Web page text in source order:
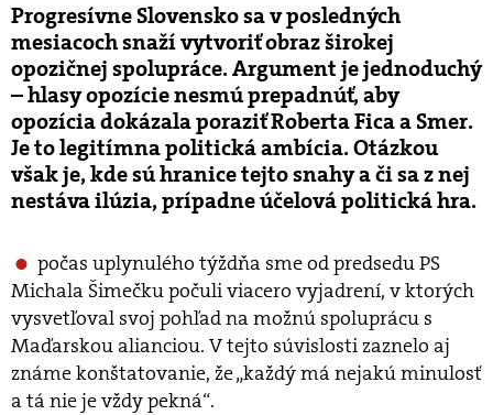
Progresívne Slovensko sa v posledných
mesiacoch snaží vytvoriť obraz širokej
opozičnej spolupráce. Argument je jednoduchý
– hlasy opozície nesmú prepadnúť, aby
opozícia dokázala poraziť Roberta Fica a Smer.
Je to legitímna politická ambícia. Otázkou
však je, kde sú hranice tejto snahy a či sa z nej
nestáva ilúzia, prípadne účelová politická hra.
počas uplynulého týždňa sme od predsedu PS
Michala Šimečku počuli viacero vyjadrení, v ktorých
vysvetľoval svoj pohľad na možnú spoluprácu s
Maďarskou alianciou. V tejto súvislosti zaznelo aj
známe konštatovanie, že „každý má nejakú minulosť
a tá nie je vždy pekná“.